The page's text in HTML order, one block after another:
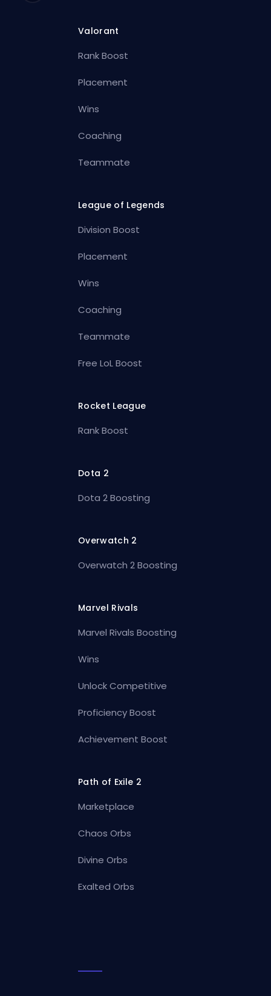
Valorant
Rank Boost
Placement
Wins
Coaching
Teammate
League of Legends
Division Boost
Placement
Wins
Coaching
Teammate
Free LoL Boost
Rocket League
Rank Boost
Dota 2
Dota 2 Boosting
Overwatch 2
Overwatch 2 Boosting
Marvel Rivals
Marvel Rivals Boosting
Wins
Unlock Competitive
Proficiency Boost
Achievement Boost
Path of Exile 2
Marketplace
Chaos Orbs
Divine Orbs
Exalted Orbs